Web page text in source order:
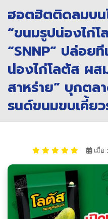
ฮอตฮิตติดลมบน
“ขนมรูปน่องไก่
“SNNP” ปล่อย
น่องไก่โลตัส ผ
สาหร่าย” บุกตล
รนด์ขนมขบเคี้ย
เมื่อ